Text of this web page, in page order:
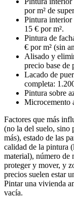
por m² de
Pintura interior
15 € por m².
Pintura de
€ por m² (sin
Alisado y
precio base de
Lacado de
completa:
Pintura sobre
Microcemento
Factores que más
(no la del suelo, sino
más), estado de las
calidad de la pintura
material), número de
proteger y mover, y
precios suelen estar
Pintar una vivienda
vacía.